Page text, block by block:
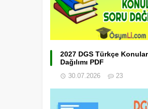
2027 DGS Türkçe
Dağılımı PDF
30.07.2026 23